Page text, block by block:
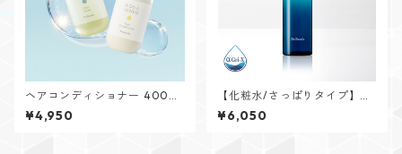
ヘアコンディショナー 400m
L
¥4,950
【化粧水/さっぱりタイプ】ピ
ュアモイスチャーウォーター 1
50mL
¥6,050